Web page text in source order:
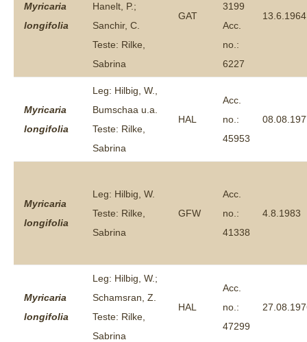
Myricaria
longifolia
Hanelt, P.;
Sanchir, C.
Teste: Rilke,
Sabrina
GAT
3199
Acc.
no.:
6227
13.6.1964
Myricaria
longifolia
Leg: Hilbig, W.,
Bumschaa u.a.
Teste: Rilke,
Sabrina
HAL
Acc.
no.:
45953
Myricaria
longifolia
Leg: Hilbig, W.
Teste: Rilke,
Sabrina
GFW
Acc.
no.:
41338
4.8.1983
Myricaria
longifolia
Leg: Hilbig, W.;
Schamsran, Z.
Teste: Rilke,
Sabrina
HAL
Acc.
no.:
47299